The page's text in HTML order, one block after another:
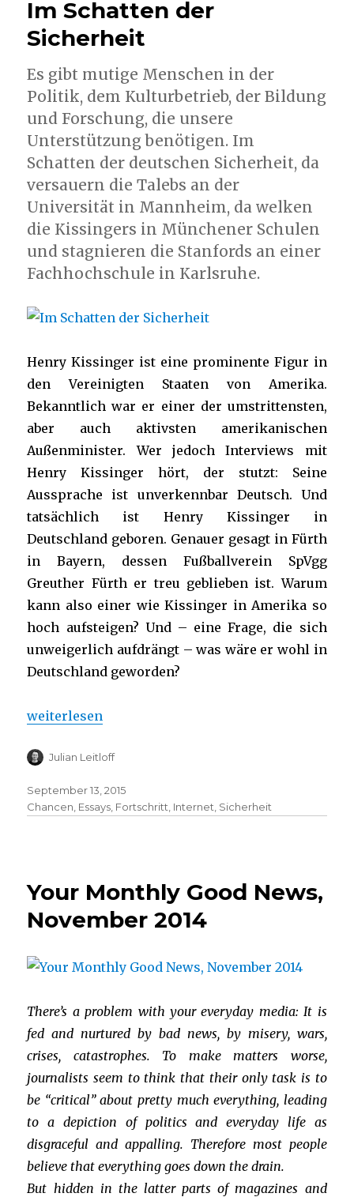
Im Schatten der
Sicherheit
Es gibt mutige Menschen in der
Politik, dem Kulturbetrieb, der Bildung
und Forschung, die unsere
Unterstützung benötigen. Im
Schatten der deutschen Sicherheit, da
versauern die Talebs an der
Universität in Mannheim, da welken
die Kissingers in Münchener Schulen
und stagnieren die Stanfords an einer
Fachhochschule in Karlsruhe.
Henry Kissinger ist eine prominente Figur in
den Vereinigten Staaten von Amerika.
Bekanntlich war er einer der umstrittensten,
aber auch aktivsten amerikanischen
Außenminister. Wer jedoch Interviews mit
Henry Kissinger hört, der stutzt: Seine
Aussprache ist unverkennbar Deutsch. Und
tatsächlich ist Henry Kissinger in
Deutschland geboren. Genauer gesagt in Fürth
in Bayern, dessen Fußballverein SpVgg
Greuther Fürth er treu geblieben ist. Warum
kann also einer wie Kissinger in Amerika so
hoch aufsteigen? Und – eine Frage, die sich
unweigerlich aufdrängt – was wäre er wohl in
Deutschland geworden?
„Im Schatten der Sicherheit“
weiterlesen
Julian Leitloff
September 13, 2015
Chancen, Essays, Fortschritt, Internet, Sicherheit
Your Monthly Good News,
November 2014
There’s a problem with your everyday media: It is
fed and nurtured by bad news, by misery, wars,
crises, catastrophes. To make matters worse,
journalists seem to think that their only task is to
be “critical”about pretty much everything, leading
to a depiction of politics and everyday life as
disgraceful and appalling. Therefore most people
believe that everything goes down the drain.
But hidden in the latter parts of magazines and